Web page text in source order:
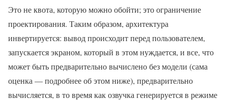
Это не квота, которую можно обойти; это ограничение
проектирования. Таким образом, архитектура
инвертируется: вывод происходит перед пользователем,
запускается экраном, который в этом нуждается, и все, что
может быть предварительно вычислено без модели (сама
оценка — подробнее об этом ниже), предварительно
вычисляется, в то время как озвучка генерируется в режиме